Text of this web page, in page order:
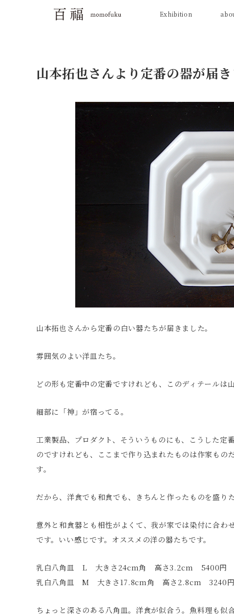
Exhibition
山本拓也さんより定番の器が届き
山本拓也さんから定番の白い器たちが届きました。
雰囲気のよい洋皿たち。
どの形も定番中の定番ですけれども、このディテールは
細部に「神」が宿ってる。
工業製品、プロダクト、そういうものにも、こうした定
のですけれども、ここまで作り込まれたものは作家も
す。
だから、洋食でも和食でも、きちんと作ったものを盛りた
意外と和食器とも相性がよくて、我が家では染付に合わ
です。いい感じです。オススメの洋の器たちです。
乳白八角皿 L 大きさ24cm角 高さ3.2cm 5400円
乳白八角皿 M 大きさ17.8cm角 高さ2.8cm 3240
ちょっと深さのある八角皿。洋食が似合う。魚料理も似合